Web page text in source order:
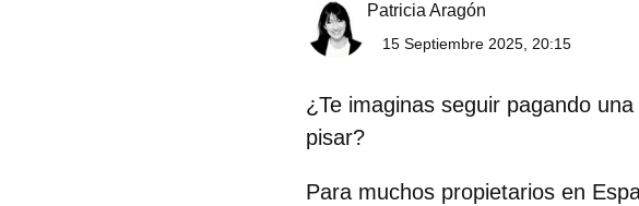
Patricia Aragón
15 Septiembre 2025, 20:15
¿Te imaginas seguir pagando
pisar?
Para muchos propietarios en